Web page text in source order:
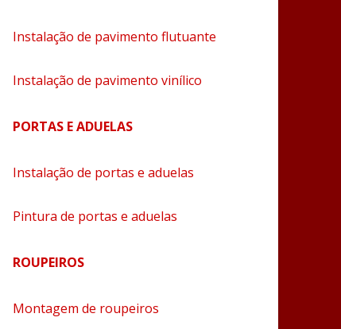
Instalação de pavimento flutuante
Instalação de pavimento vinílico
PORTAS E ADUELAS
Instalação de portas e aduelas
Pintura de portas e aduelas
ROUPEIROS
Montagem de roupeiros